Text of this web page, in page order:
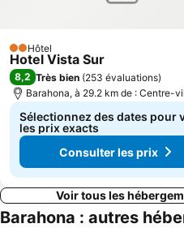
2 Étoiles
Hôtel
Hotel Vista Sur
8,2 Très bien (253 évaluations)
Barahona, à 29.2 km de : Centre-
Sélectionnez des dates pour
les prix exacts
Consulter les prix
Voir tous les
Barahona : autres